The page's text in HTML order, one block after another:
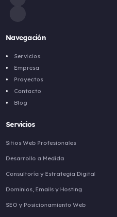
Navegación
Servicios
Empresa
Proyectos
Contacto
Blog
Servicios
Sitios Web Profesionales
Desarrollo a Medida
Consultoría y Estrategia Digital
Dominios, Emails y Hosting
SEO y Posicionamiento Web